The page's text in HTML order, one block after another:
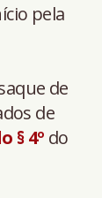
pela
de
de
§ 4º do